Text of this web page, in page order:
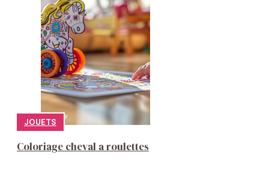
JOUETS
Coloriage cheval a roulettes